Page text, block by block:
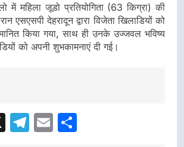
में महिला जूडो प्रतियोगिता (63 किग्रा) की
एसएसपी देहरादून द्वारा विजेता खिलाडियों को
किया गया, साथ ही उनके उज्जवल भविष्य
को अपनी शुभकामनाएं दी गई।
X Telegram
Email